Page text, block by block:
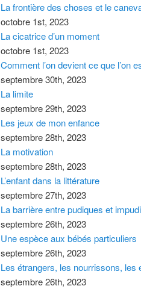
La frontière des choses et le
octobre 1st, 2023
La cicatrice d’un moment
octobre 1st, 2023
Comment l’on devient ce que l’on
septembre 30th, 2023
La limite
septembre 29th, 2023
Les jeux de mon enfance
septembre 28th, 2023
La motivation
septembre 28th, 2023
L’enfant dans la littérature
septembre 27th, 2023
La barrière entre pudiques et
septembre 26th, 2023
Une espèce aux bébés particuliers
septembre 26th, 2023
Les étrangers, les nourrissons,
septembre 26th, 2023